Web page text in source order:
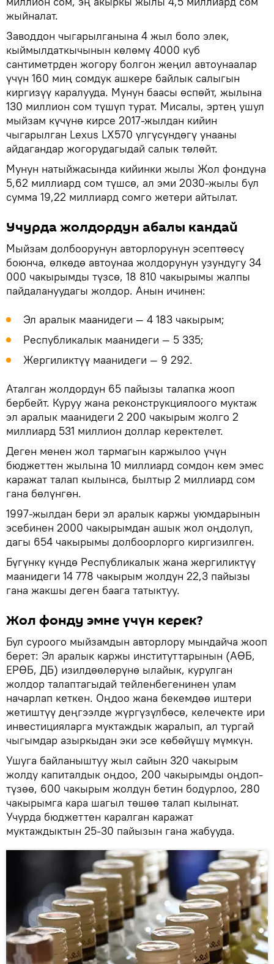
жыйналат.
Заводдон чыгарылганына 4 жыл боло элек,
кыймылдаткычынын көлөмү 4000 куб
сантиметрден жогору болгон жеңил автоунаалар
үчүн 160 миң сомдук ашкере байлык салыгын
киргизүү каралууда. Мунун баасы өспөйт, жылына
130 миллион сом түшүп турат. Мисалы, эртең ушул
мыйзам күчүнө кирсе 2017-жылдан кийин
чыгарылган Lexus LX570 үлгүсүндөгү унааны
айдагандар жогорудагыдай салык төлөйт.
Мунун натыйжасында кийинки жылы Жол фондуна
5,62 миллиард сом түшсө, ал эми 2030-жылы бул
сумма 19,22 миллиард сомго жетери айтылат.
Учурда жолдордун абалы кандай
Мыйзам долбоорунун авторлорунун эсептөөсү
боюнча, өлкөдө автоунаа жолдорунун узундугу 34
000 чакырымды түзсө, 18 810 чакырымы жалпы
пайдалануудагы жолдор. Анын ичинен:
Эл аралык маанидеги — 4 183 чакырым;
Республикалык маанидеги — 5 335;
Жергиликтүү маанидеги — 9 292.
Аталган жолдордун 65 пайызы талапка жооп
бербейт. Куруу жана реконструкциялоого муктаж
эл аралык маанидеги 2 200 чакырым жолго 2
миллиард 531 миллион доллар керектелет.
Деген менен жол тармагын каржылоо үчүн
бюджеттен жылына 10 миллиард сомдон кем эмес
каражат талап кылынса, былтыр 2 миллиард сом
гана бөлүнгөн.
1997-жылдан бери эл аралык каржы уюмдарынын
эсебинен 2000 чакырымдан ашык жол оңдолуп,
дагы 654 чакырымы долбоорлорго киргизилген.
Бүгүнкү күндө Республикалык жана жергиликтүү
маанидеги 14 778 чакырым жолдун 22,3 пайызы
гана жакшы деген баага татыктуу.
Жол фонду эмне үчүн керек?
Бул суроого мыйзамдын авторлору мындайча жооп
берет: Эл аралык каржы институттарынын (АӨБ,
ЕРӨБ, ДБ) изилдөөлөрүнө ылайык, курулган
жолдор талаптагыдай тейленбегенинен улам
начарлап кеткен. Оңдоо жана бекемдөө иштери
жетиштүү деңгээлде жүргүзүлбөсө, келечекте ири
инвестицияларга муктаждык жаралып, ал тургай
чыгымдар азыркыдан эки эсе көбөйүшү мүмкүн.
Ушуга байланыштуу жыл сайын 320 чакырым
жолду капиталдык оңдоо, 200 чакырымды оңдоп-
түзөө, 600 чакырым жолдун бетин бодурлоо, 280
чакырымга кара шагыл төшөө талап кылынат.
Учурда бюджеттен каралган каражат
муктаждыктын 25-30 пайызын гана жабууда.